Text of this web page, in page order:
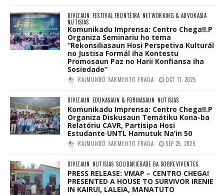
DIVIZAUN FESTIVAL FRONTEIRA NETWORKING & ADVOKASIA
NUTISIAS
Komunikadu Imprensa: Centro Chega!I.P
Organiza Seminariu ho tema
“Rekonsiliasaun Hosi Perspetiva Kulturál
no Justisa Formál iha Kontestu
Promosaun Paz no Harii Konfiansa iha
Sosiedade”
RAIMUNDO SARMENTO FRAGA OCT 11, 2025
DIVIZAUN EDUKASAUN & FORMASAUN NUTISIAS
Komunikadu Imprensa: Centro Chega!I.P
Organiza Diskusaun Temátiku Kona-ba
Relatóriu CAVR, Partisipa Hosi
Estudante UNTL Hamutuk Na’in 50
RAIMUNDO SARMENTO FRAGA SEP 25, 2025
DIVIZAUN NUTISIAS SOLIDARIEDADE BA SOBREVIVENTES
PRESS RELEASE: VMAP – CENTRO CHEGA!
PRESENTED A HOUSE TO SURVIVOR IRENIE
IN KAIRUI, LALEIA, MANATUTO